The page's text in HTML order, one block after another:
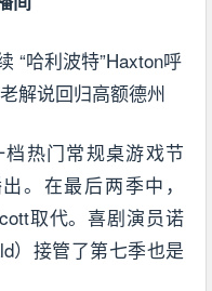
档热门常规桌游戏节
。在最后两季中，
取代。喜剧演员诺
）接管了第七季也是